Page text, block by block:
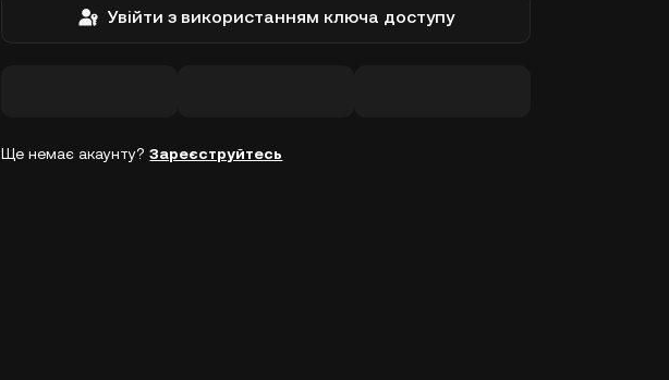
Увійти з використанням ключа доступу
Ще немає акаунту?Зареєструйтесь